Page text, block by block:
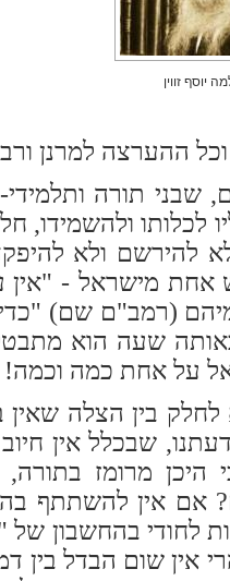
יוסף זווין
ההערצה למרנן
שבני תורה
לכלותו ולהשמידו,
להירשם ולא
אחת מישראל - "אין
(רמב"ם שם)
שעה הוא
על אחת כמה וכמה!
לחלק בין הצלה
שבכלל אין
היכן מרומז
אם אין להשתתף
לחודי בהחשבון
אין שום הבדל בין